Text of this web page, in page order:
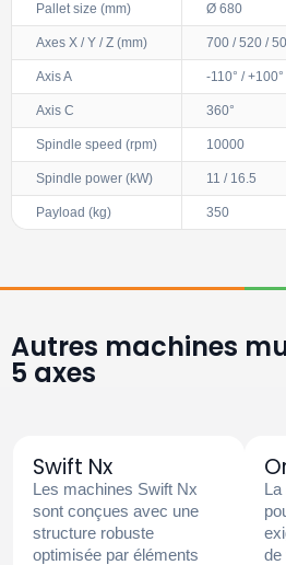
Pallet size (mm) Ø 680
Axes X / Y / Z (mm) 700 / 520 /
Axis A -110° / +100°
Axis C 360°
Spindle speed (rpm) 10000
Spindle power (kW) 11 / 16.5
Payload (kg) 350
Autres machines
5 axes
Swift Nx
Les machines Swift Nx
sont conçues avec une
structure robuste
optimisée par éléments
de